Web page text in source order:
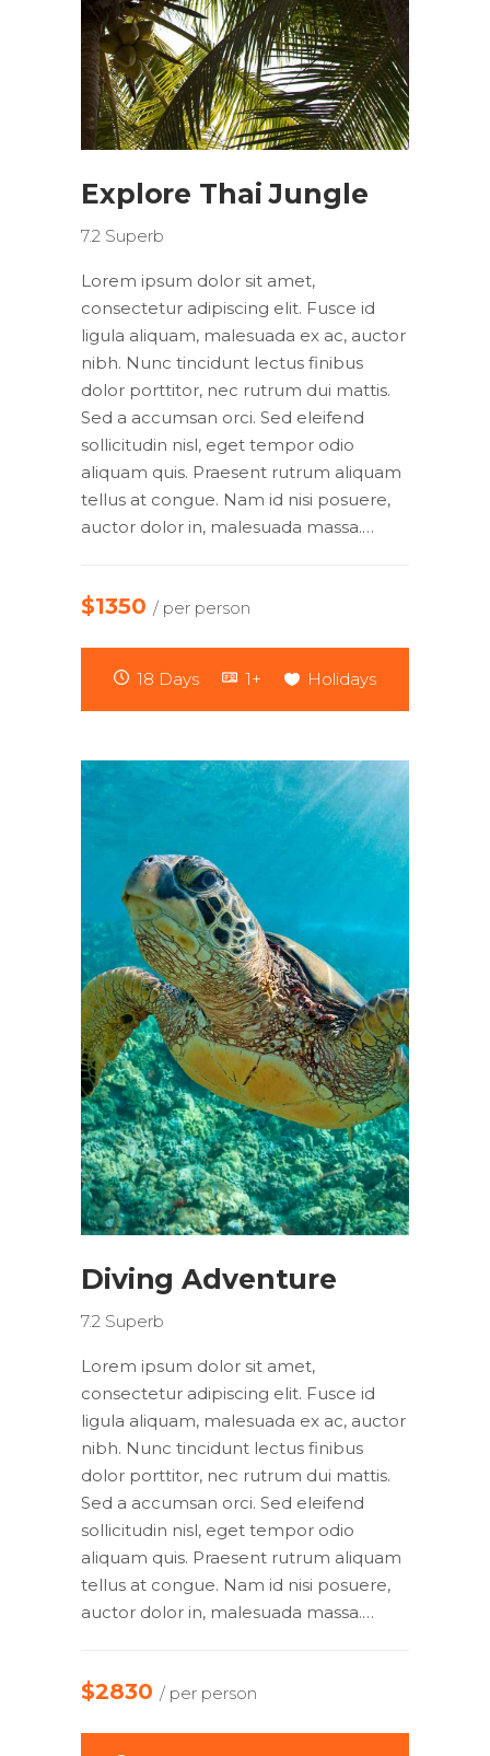
Explore Thai Jungle
7.2 Superb
Lorem ipsum dolor sit amet,
consectetur adipiscing elit. Fusce id
ligula aliquam, malesuada ex ac, auctor
nibh. Nunc tincidunt lectus finibus
dolor porttitor, nec rutrum dui mattis.
Sed a accumsan orci. Sed eleifend
sollicitudin nisl, eget tempor odio
aliquam quis. Praesent rutrum aliquam
tellus at congue. Nam id nisi posuere,
auctor dolor in, malesuada massa.…
$1350 / per person
18 Days 1+ Holidays
Diving Adventure
7.2 Superb
Lorem ipsum dolor sit amet,
consectetur adipiscing elit. Fusce id
ligula aliquam, malesuada ex ac, auctor
nibh. Nunc tincidunt lectus finibus
dolor porttitor, nec rutrum dui mattis.
Sed a accumsan orci. Sed eleifend
sollicitudin nisl, eget tempor odio
aliquam quis. Praesent rutrum aliquam
tellus at congue. Nam id nisi posuere,
auctor dolor in, malesuada massa.…
$2830 / per person